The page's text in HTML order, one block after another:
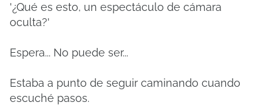
'¿Qué es esto, un espectáculo de cámara
oculta?'
Espera... No puede ser...
Estaba a punto de seguir caminando cuando
escuché pasos.